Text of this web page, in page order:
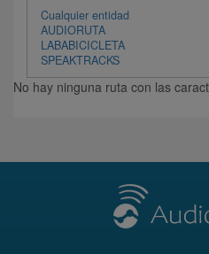
Cualquier entidad
AUDIORUTA
LABABICICLETA
SPEAKTRACKS
No hay ninguna ruta con las